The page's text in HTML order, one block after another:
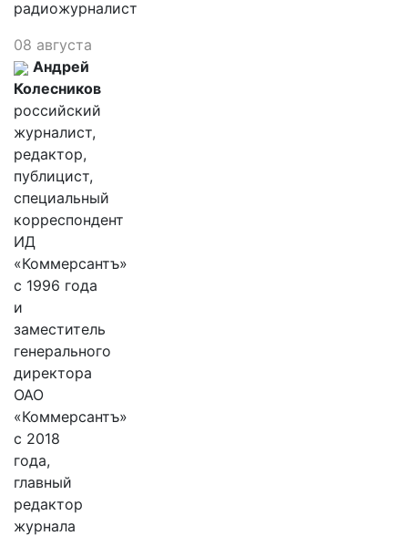
радиожурналист
08 августа
Андрей
Колесников
российский
журналист,
редактор,
публицист,
специальный
корреспондент
ИД
«Коммерсантъ»
с 1996 года
и
заместитель
генерального
директора
ОАО
«Коммерсантъ»
с 2018
года,
главный
редактор
журнала